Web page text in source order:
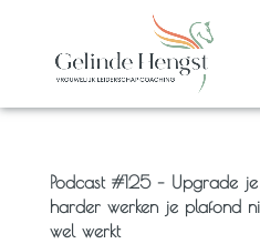
Podcast #125 – Upgrade
harder werken je plafond
wel werkt